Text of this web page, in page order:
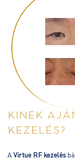
KINEK
KEZELÉS?
A Virtue RF kezelés